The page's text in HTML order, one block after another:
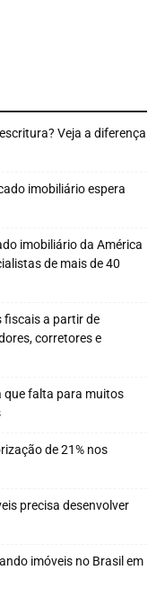
Veja a diferença
imobiliário espera
imobiliário da América
de mais de 40
fiscais a partir de
corretores e
que falta para muitos
de 21% nos
precisa desenvolver
imóveis no Brasil em